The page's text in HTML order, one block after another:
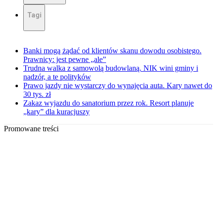
Tagi
Banki mogą żądać od klientów skanu dowodu osobistego.
Prawnicy: jest pewne „ale”
Trudna walka z samowolą budowlaną. NIK wini gminy i
nadzór, a te polityków
Prawo jazdy nie wystarczy do wynajęcia auta. Kary nawet do
30 tys. zł
Zakaz wyjazdu do sanatorium przez rok. Resort planuje
„kary” dla kuracjuszy
Promowane treści